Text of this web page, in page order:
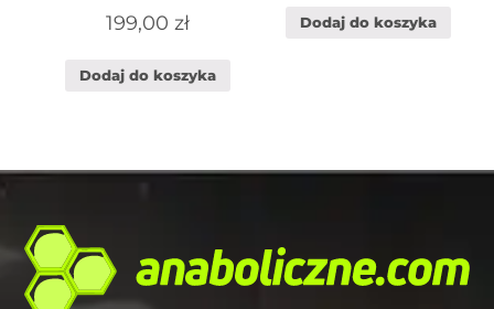
199,00zł
Dodaj do koszyka
Dodaj do koszyka